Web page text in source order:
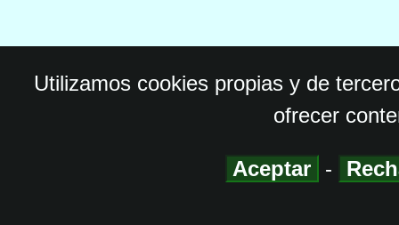
Utilizamos cookies propias y de
ofrecer
Aceptar -